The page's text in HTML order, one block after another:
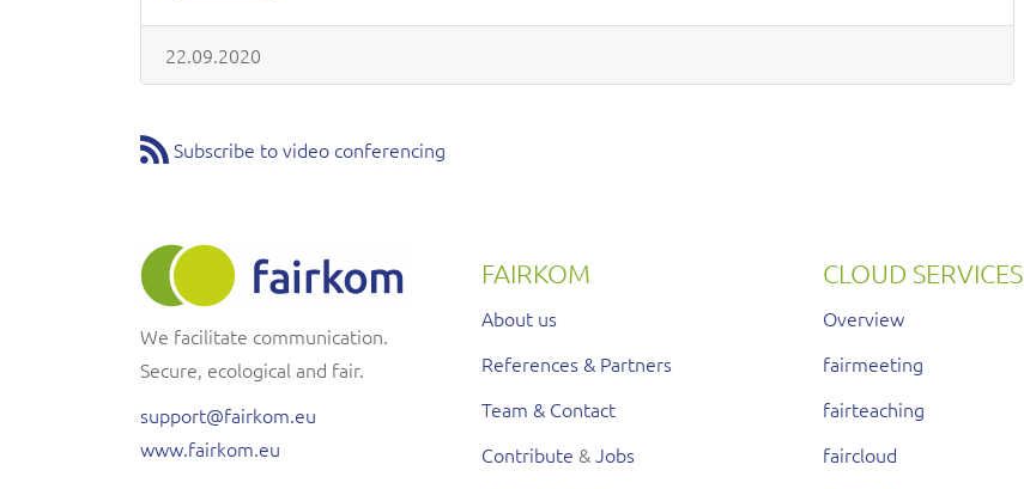
22.09.2020
Subscribe to video conferencing
We facilitate communication.
Secure, ecological and fair.
support@fairkom.eu
www.fairkom.eu
FAIRKOM
About us
References & Partners
Team & Contact
Contribute &Jobs
CLOUD SERVICES
Overview
fairmeeting
fairteaching
faircloud